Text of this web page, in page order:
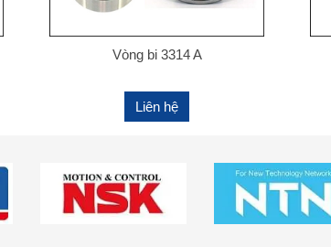
Vòng bi 3314 A
Liên hệ